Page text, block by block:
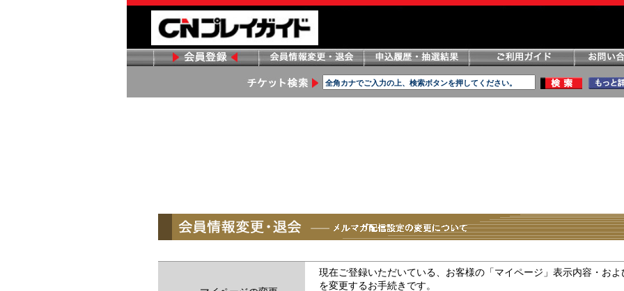
現在ご登録いただいている、お客様の「マイページ」表示内容・お
を変更するお手続きです。